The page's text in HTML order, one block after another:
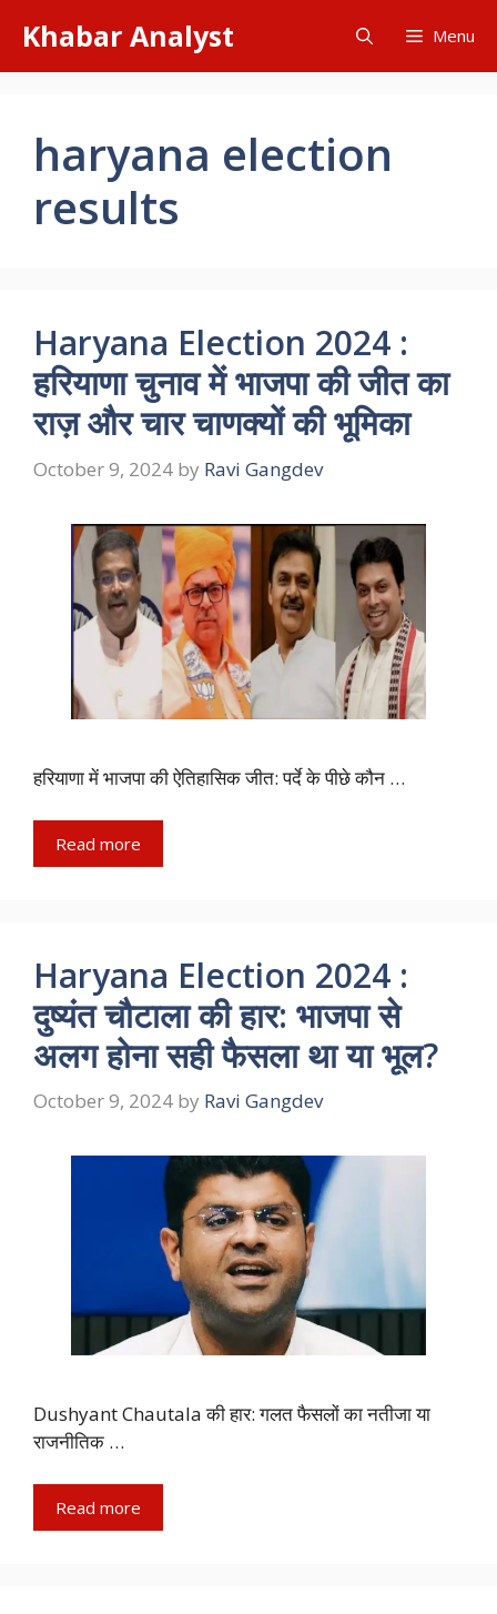
content
Khabar Analyst Menu
haryana election
results
Haryana Election 2024 :
हरियाणा चुनाव में भाजपा की जीत का
राज़ और चार चाणक्यों की भूमिका
October 9, 2024 by Ravi Gangdev
हरियाणा में भाजपा की ऐतिहासिक जीत: पर्दे के पीछे कौन …
Read more
Haryana Election 2024 :
दुष्यंत चौटाला की हार: भाजपा से
अलग होना सही फैसला था या भूल?
October 9, 2024 by Ravi Gangdev
Dushyant Chautala की हार: गलत फैसलों का नतीजा या
राजनीतिक …
Read more